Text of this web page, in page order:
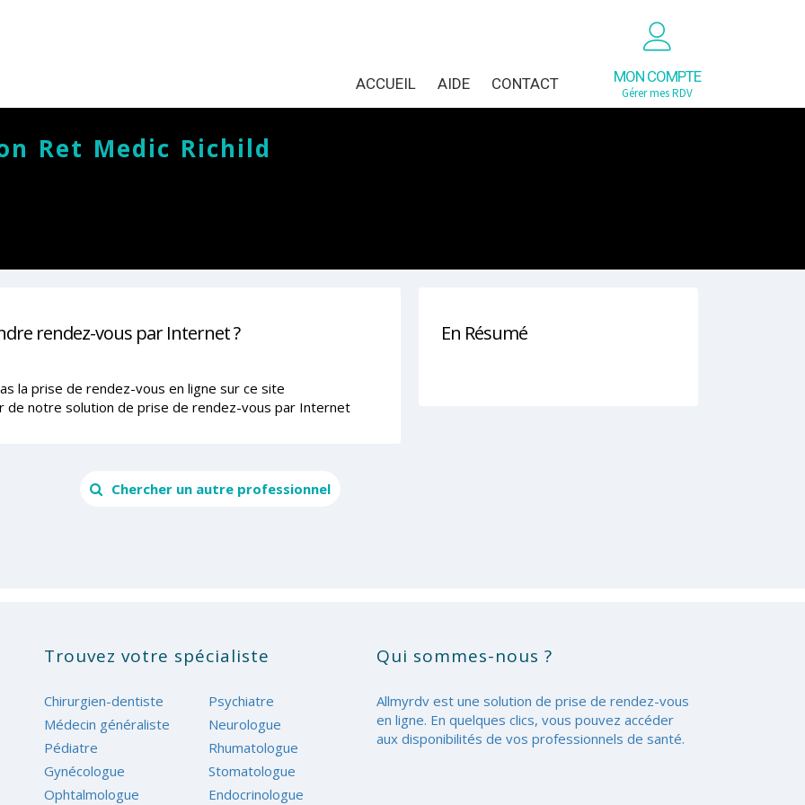
MON COMPTE
Gérer mes RDV
ACCUEIL AIDE CONTACT
Ret Medic Richild
En Résumé
rendez-vous par Internet ?
la prise de rendez-vous en ligne sur ce site
de notre solution de prise de rendez-vous par Internet
Chercher un autre professionnel
Trouvez votre spécialiste
Chirurgien-dentiste
Médecin généraliste
Pédiatre
Gynécologue
Ophtalmologue
Psychiatre
Neurologue
Rhumatologue
Stomatologue
Endocrinologue
Qui sommes-nous ?
Allmyrdv est une solution de prise de rendez-vous
en ligne. En quelques clics, vous pouvez accéder
aux disponibilités de vos professionnels de santé.